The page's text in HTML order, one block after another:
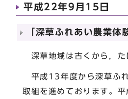
平成22年9月15日
「深草ふれあい農業体
深草地域は古くから，た
平成13年度から深草ふれ
取組を進めております。